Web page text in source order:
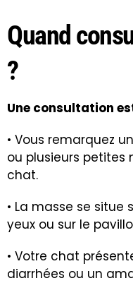
Quand
?
Une consultation
• Vous remarquez
ou plusieurs petites
chat.
• La masse se situe
yeux ou sur le
• Votre chat
diarrhées ou un